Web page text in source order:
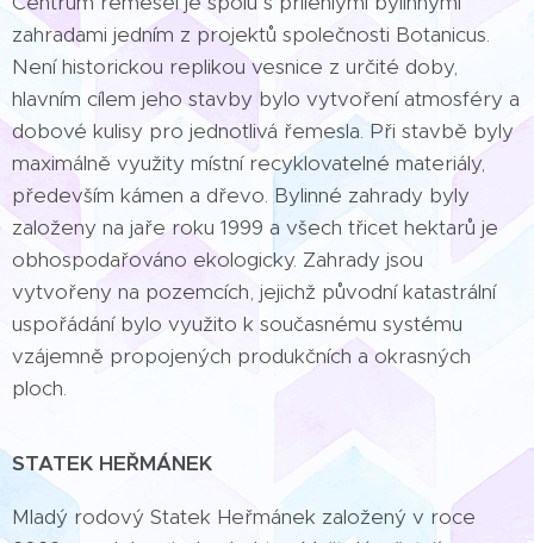
zahradami jedním z projektů společnosti Botanicus.
Není historickou replikou vesnice z určité doby,
hlavním cílem jeho stavby bylo vytvoření atmosféry a
dobové kulisy pro jednotlivá řemesla. Při stavbě byly
maximálně využity místní recyklovatelné materiály,
především kámen a dřevo. Bylinné zahrady byly
založeny na jaře roku 1999 a všech třicet hektarů je
obhospodařováno ekologicky. Zahrady jsou
vytvořeny na pozemcích, jejichž původní katastrální
uspořádání bylo využito k současnému systému
vzájemně propojených produkčních a okrasných
ploch.
STATEK HEŘMÁNEK
Mladý rodový Statek Heřmánek založený v roce